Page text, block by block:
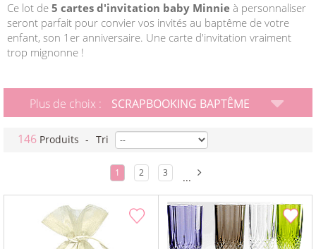
Ce lot de 5 cartes d'invitation baby Minnie à personnaliser
seront parfait pour convier vos invités au baptême de votre
enfant, son 1er anniversaire. Une carte d'invitation vraiment
trop mignonne !
Plus de choix : SCRAPBOOKING BAPTÊME
146 Produits - Tri
1 2 3 ...